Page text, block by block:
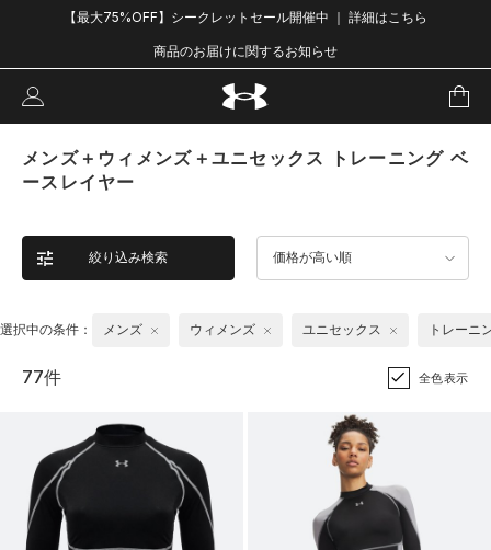
【最大75%OFF】シークレットセール開催中 ｜ 詳細はこちら
商品のお届けに関するお知らせ
メンズ＋ウィメンズ＋ユニセックス トレーニング ベ
ースレイヤー
絞り込み検索 価格が高い順
選択中の条件： メンズ ウィメンズ ユニセックス トレーニ
77件 全色表示